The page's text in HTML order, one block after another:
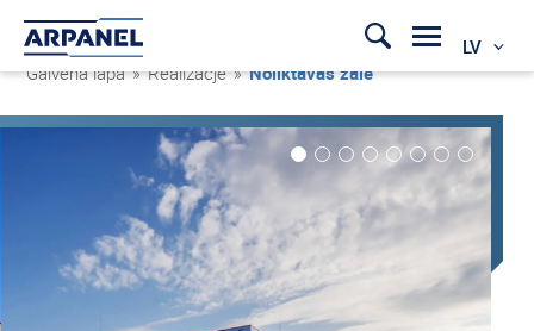
LV
Galvenā lapa » Realizacje »Noliktavas zāle